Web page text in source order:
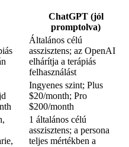
ChatGPT (jól
promptolva)
Általános célú
asszisztens; az OpenAI
elhárítja a terápiás
felhasználást
Ingyenes szint; Plus
$20/month; Pro
$200/month
1 általános célú
asszisztens; a persona
teljes mértékben a